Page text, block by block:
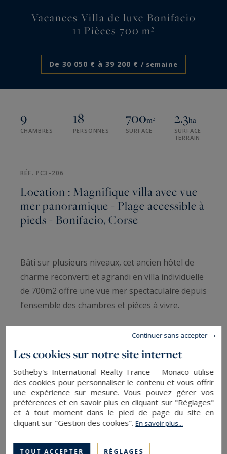
Vacances Villa de luxe Bonifacio
11 Pièces 700 m²
De 30 050 € à 39 200 € / semaine
9
CHAMBRES
18
PERSONNES
700m²
SURFACE
2.3ha
SURFACE
TERRAIN
RÉF. PC3-206
Location : Magnifique villa avec vue
mer panoramique - Plage accessible à
pieds - Bonifacio, Corse
Bâti sur plusieurs niveaux, cet ancien hôtel de
charme reconverti et agrandi en villa individuelle
de 700m2 offre une vue mer spectaculaire depuis
l’ensemble des chambres et pièces à vivre.
La propriété se situe à quelques centaines de
mètres de la magnifique plage de Cala Longa,
accessible à pied, et à quelques kilomètres
seulement du splendide parcours de golf de
Sperone et de la ville fortifiée de Bonifacio.
L’entrée dessert 4 premières grandes chambres,
accès à une belle grande terrasse pour trois
Les cookies sur notre site internet
Sotheby's International Realty France - Monaco utilise
des cookies pour personnaliser le contenu et vous offrir
une expérience sur mesure. Vous pouvez gérer vos
préférences et en savoir plus en cliquant sur "Réglages"
et à tout moment dans le pied de page du site en
cliquant sur "Gestion des cookies".En savoir plus...
TOUT ACCEPTER RÉGLAGES
Continuer sans accepter